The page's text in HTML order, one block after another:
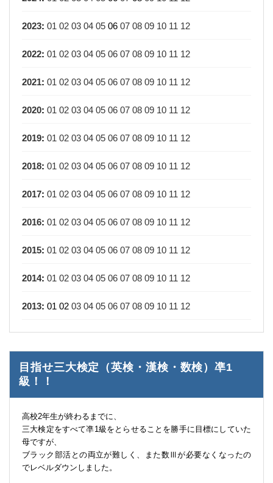
2023: 01 02 03 04 05 06 07 08 09 10 11 12
2022: 01 02 03 04 05 06 07 08 09 10 11 12
2021: 01 02 03 04 05 06 07 08 09 10 11 12
2020: 01 02 03 04 05 06 07 08 09 10 11 12
2019: 01 02 03 04 05 06 07 08 09 10 11 12
2018: 01 02 03 04 05 06 07 08 09 10 11 12
2017: 01 02 03 04 05 06 07 08 09 10 11 12
2016: 01 02 03 04 05 06 07 08 09 10 11 12
2015: 01 02 03 04 05 06 07 08 09 10 11 12
2014: 01 02 03 04 05 06 07 08 09 10 11 12
2013: 01 02 03 04 05 06 07 08 09 10 11 12
目指せ三大検定（英検・漢検・数検）凖1
級！！
高校2年生が終わるまでに、
三大検定をすべて凖1級をとらせることを勝手に目標にしていた
母ですが、
ブラック部活との両立が難しく、また数Ⅲが必要なくなったの
でレベルダウンしました。